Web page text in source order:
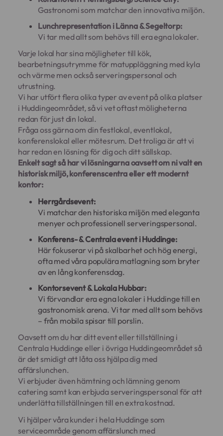
Gastronomi som matchar den innovativa miljön.
Lunchrepresentation i Länna & Segeltorp:
Vi tar med allt som behövs till era egna lokaler.
Varje lokal har sina möjligheter till kök,
bearbetningsutrymme för matuppläggning med kyla
och värme men också serveringspersonal och
utrustning.
Vi har utfört flera olika typer av event på olika platser
i Huddingeområdet, så vi vet oftast möligheterna
redan för just din lokal.
Fråga oss gärna om din festlokal, eventlokal,
konferenslokal eller mötesrum. Det troliga är att vi
har redan en lösning för dig och ditt sällskap.
Enkelt sagt så har vi lösningarna oavsett om ni valt en
historisk miljö, konferenscentra eller ett modernt
kontor:
Herrgårdsevent:
Vi matchar den historiska miljön med eleganta
menyer och professionell serveringspersonal.
Konferens- & Centrala event i Huddinge:
Här fokuserar vi på skalbarhet och hög energi,
ofta med våra populära matlagning som bryter
av en lång konferensdag.
Kontorsevent & Lokala Hubbar:
Vi förvandlar era egna lokaler i Huddinge till en
gastronomisk arena. Vi tar med allt som behövs
– från mobila spisar till porslin.
Oavsett om du har ditt event eller tillställning i
Centrala Huddinge eller i övriga Huddingeområdet så
är det smidigt att låta oss hjälpa dig med
affärslunchen.
Vi erbjuder även hämtning och lämning genom
catering samt kan erbjuda serveringspersonal för att
underlätta tillställningen till en extra kostnad.
Vi hjälper våra kunder i hela Huddinge som
serviceområde genom affärslunch med